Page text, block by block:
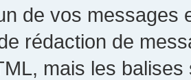
de vos messages
rédaction de
mais les